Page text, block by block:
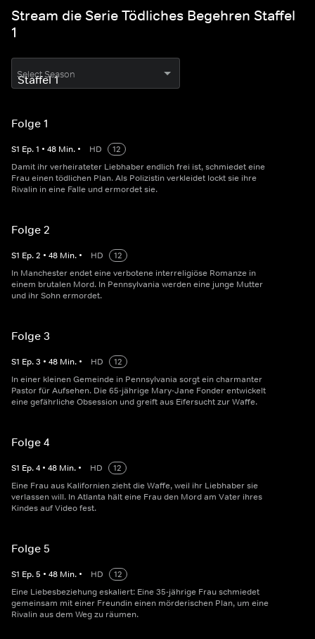
Stream die Serie Tödliches Begehren Staffel
1
Select Season
Folge 1
S1 Ep.1 • 48 Min. • HD
12
Damit ihr verheirateter Liebhaber endlich frei ist, schmiedet eine
Frau einen tödlichen Plan. Als Polizistin verkleidet lockt sie ihre
Rivalin in eine Falle und ermordet sie.
Folge 2
S1 Ep.2 • 48 Min. • HD
12
In Manchester endet eine verbotene interreligiöse Romanze in
einem brutalen Mord. In Pennsylvania werden eine junge Mutter
und ihr Sohn ermordet.
Folge 3
S1 Ep.3 • 48 Min. • HD
12
In einer kleinen Gemeinde in Pennsylvania sorgt ein charmanter
Pastor für Aufsehen. Die 65-jährige Mary-Jane Fonder entwickelt
eine gefährliche Obsession und greift aus Eifersucht zur Waffe.
Folge 4
S1 Ep.4 • 48 Min. • HD
12
Eine Frau aus Kalifornien zieht die Waffe, weil ihr Liebhaber sie
verlassen will. In Atlanta hält eine Frau den Mord am Vater ihres
Kindes auf Video fest.
Folge 5
S1 Ep.5 • 48 Min. • HD
12
Eine Liebesbeziehung eskaliert: Eine 35-jährige Frau schmiedet
gemeinsam mit einer Freundin einen mörderischen Plan, um eine
Rivalin aus dem Weg zu räumen.